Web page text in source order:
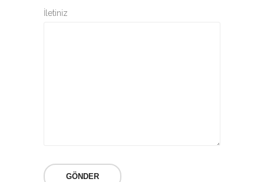
İletiniz